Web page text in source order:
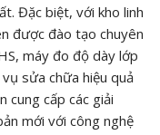
Đặc biệt, với kho linh
được đào tạo chuyên
máy đo độ dày lớp
sửa chữa hiệu quả
cung cấp các giải
mới với công nghệ